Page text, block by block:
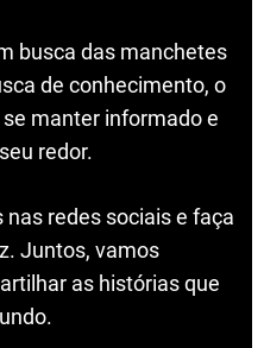
busca das manchetes
de conhecimento, o
manter informado e
redor.
nas redes sociais e faça
Juntos, vamos
as histórias que